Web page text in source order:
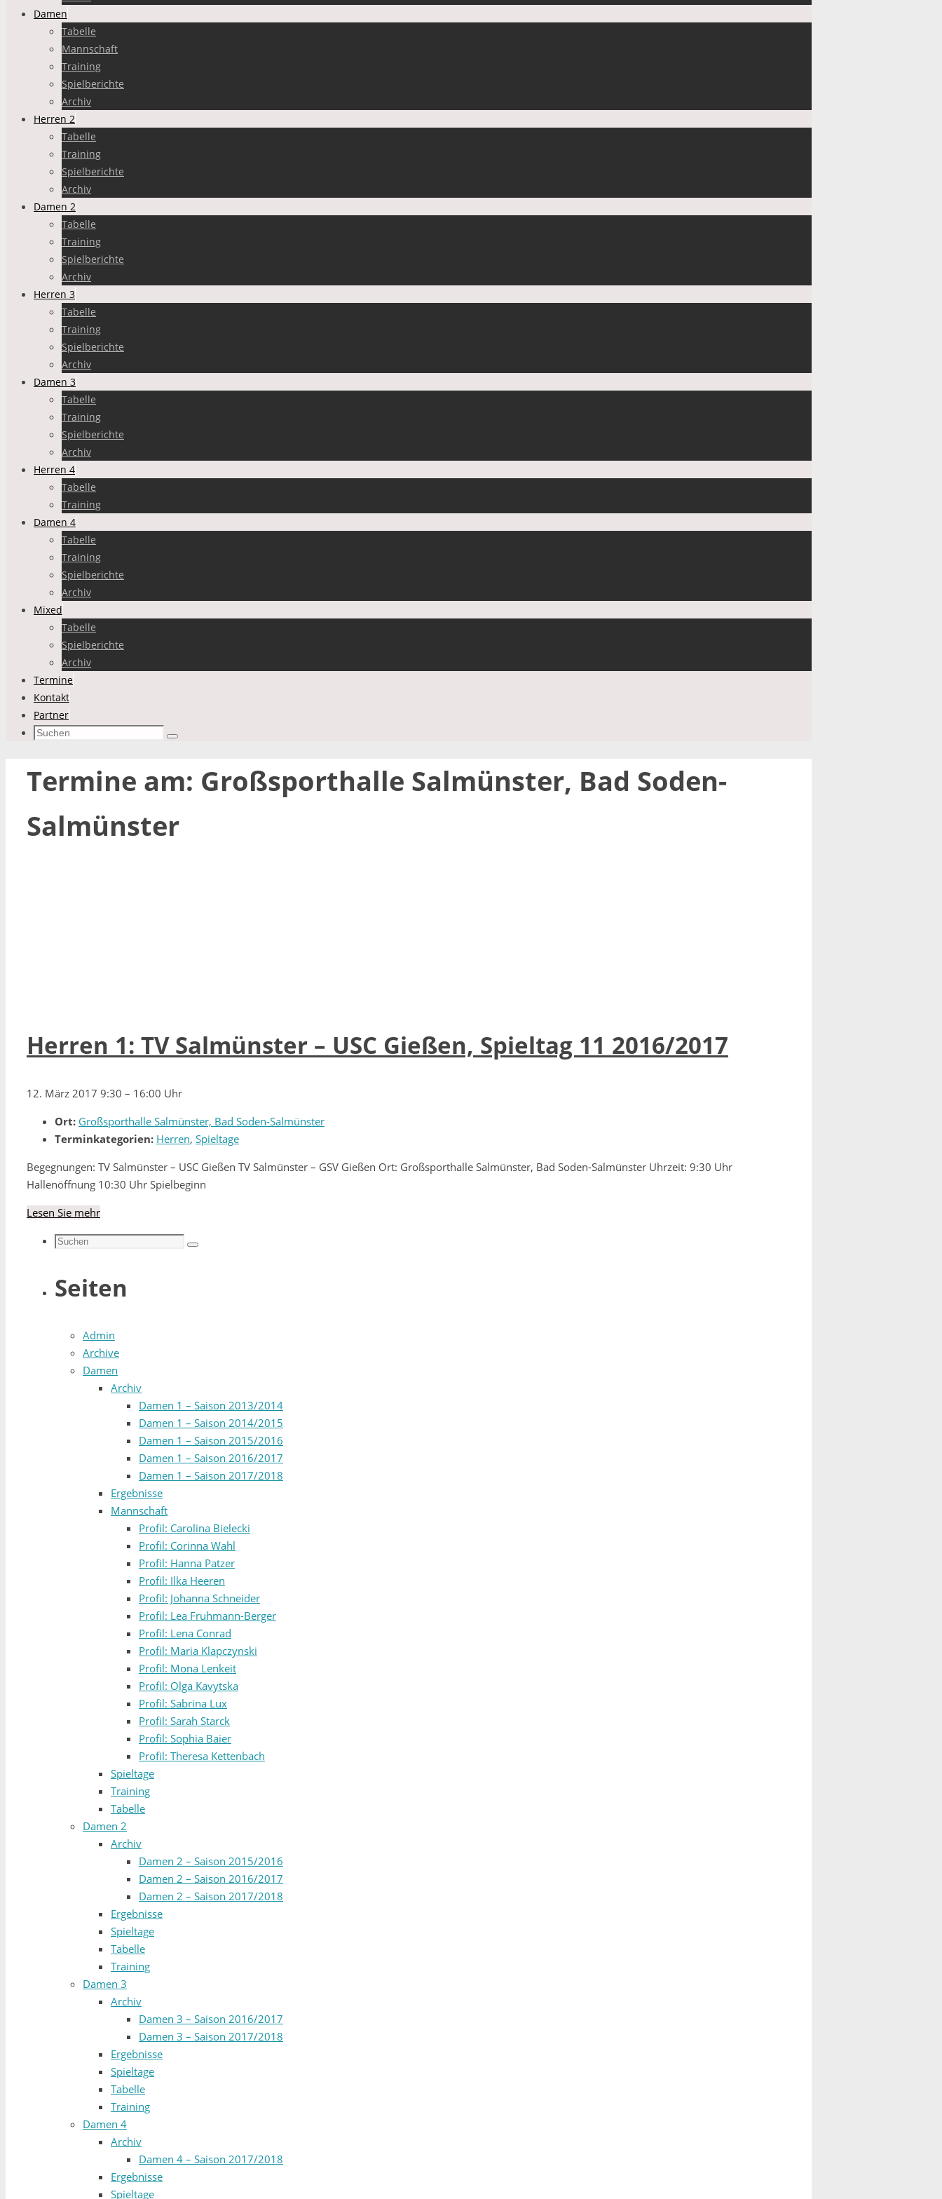
Damen
Tabelle
Mannschaft
Training
Spielberichte
Archiv
Herren 2
Tabelle
Training
Spielberichte
Archiv
Damen 2
Tabelle
Training
Spielberichte
Archiv
Herren 3
Tabelle
Training
Spielberichte
Archiv
Damen 3
Tabelle
Training
Spielberichte
Archiv
Herren 4
Tabelle
Training
Damen 4
Tabelle
Training
Spielberichte
Archiv
Mixed
Tabelle
Spielberichte
Archiv
Termine
Kontakt
Partner
Suchen
Suchen
Termine am: Großsporthalle Salmünster, Bad Soden-
Salmünster
Herren 1: TV Salmünster – USC Gießen, Spieltag 11 2016/2017
12. März 2017 9:30 – 16:00 Uhr
Ort: Großsporthalle Salmünster, Bad Soden-Salmünster
Terminkategorien: Herren, Spieltage
Begegnungen: TV Salmünster – USC Gießen TV Salmünster – GSV Gießen Ort: Großsporthalle Salmünster, Bad Soden-Salmünster Uhrzeit: 9:30 Uhr
Hallenöffnung 10:30 Uhr Spielbeginn
Lesen Sie mehr
Suchen
Suchen
Seiten
Admin
Archive
Damen
Archiv
Damen 1 – Saison 2013/2014
Damen 1 – Saison 2014/2015
Damen 1 – Saison 2015/2016
Damen 1 – Saison 2016/2017
Damen 1 – Saison 2017/2018
Ergebnisse
Mannschaft
Profil: Carolina Bielecki
Profil: Corinna Wahl
Profil: Hanna Patzer
Profil: Ilka Heeren
Profil: Johanna Schneider
Profil: Lea Fruhmann-Berger
Profil: Lena Conrad
Profil: Maria Klapczynski
Profil: Mona Lenkeit
Profil: Olga Kavytska
Profil: Sabrina Lux
Profil: Sarah Starck
Profil: Sophia Baier
Profil: Theresa Kettenbach
Spieltage
Training
Tabelle
Damen 2
Archiv
Damen 2 – Saison 2015/2016
Damen 2 – Saison 2016/2017
Damen 2 – Saison 2017/2018
Ergebnisse
Spieltage
Tabelle
Training
Damen 3
Archiv
Damen 3 – Saison 2016/2017
Damen 3 – Saison 2017/2018
Ergebnisse
Spieltage
Tabelle
Training
Damen 4
Archiv
Damen 4 – Saison 2017/2018
Ergebnisse
Spieltage